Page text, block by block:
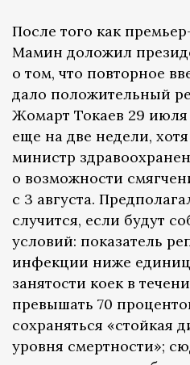
После того как
Мамин доложил
о том, что повторное
дало положительный
Жомарт Токаев 29
еще на две недели,
министр
о возможности
с 3 августа.
случится, если будут
условий: показатель
инфекции ниже
занятости коек в
превышать 70
сохраняться «стойкая
уровня смертности»;